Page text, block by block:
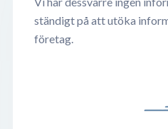
ständigt på att utöka
företag.